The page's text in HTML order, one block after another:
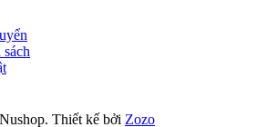
Thiết kế bởi Zozo